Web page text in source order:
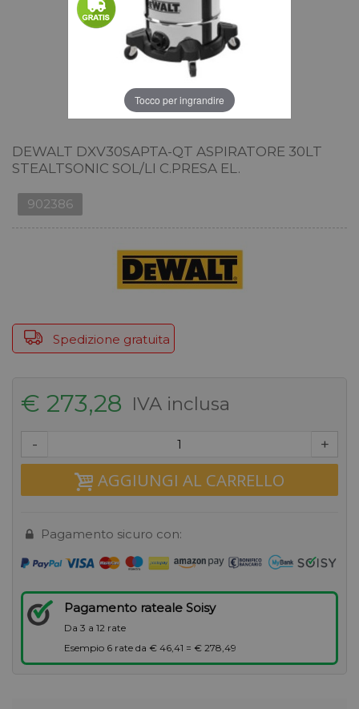
Tocco per ingrandire
DEWALT DXV30SAPTA-QT ASPIRATORE 30LT
STEALTSONIC SOL/LI C.PRESA EL.
902386
Spedizione gratuita
€ 273,28 IVA inclusa
- +
AGGIUNGI AL CARRELLO
Pagamento sicuro con:
Pagamento rateale Soisy
Da 3 a 12 rate
Esempio 6 rate da € 46,41 = € 278,49